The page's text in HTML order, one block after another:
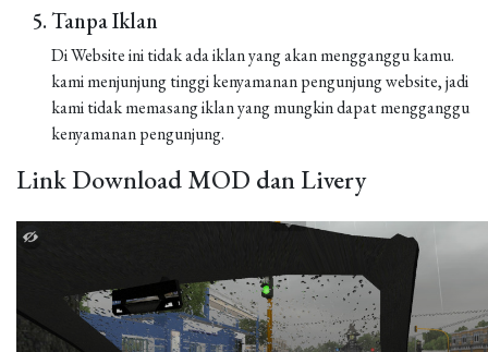
Tanpa Iklan
Di Website ini tidak ada iklan yang akan mengganggu kamu.
kami menjunjung tinggi kenyamanan pengunjung website, jadi
kami tidak memasang iklan yang mungkin dapat mengganggu
kenyamanan pengunjung.
Link Download MOD dan Livery